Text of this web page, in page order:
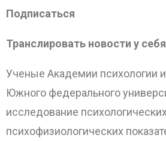
Подписаться
Транслировать новости у
Ученые Академии психологии и
Южного федерального
исследование
психофизиологических